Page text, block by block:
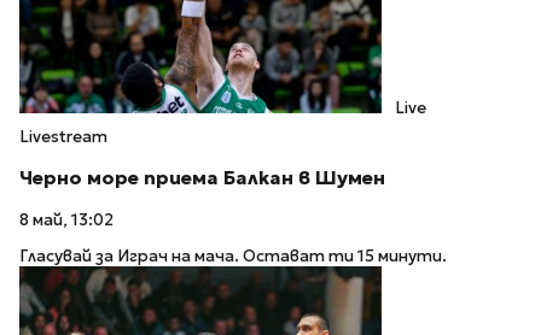
Live
Livestream
Черно море приема Балкан в Шумен
8 май, 13:02
Гласувай за Играч на мача. Остават ти 15 минути.